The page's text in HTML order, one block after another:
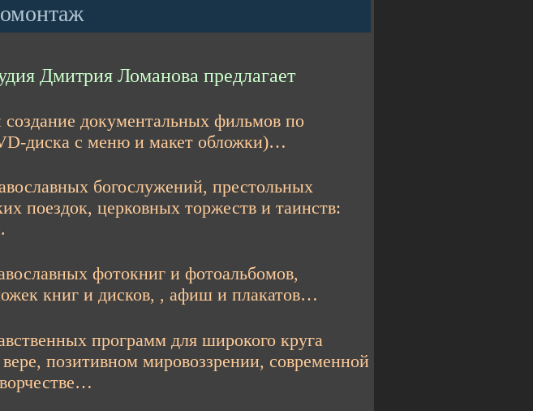
Дмитрия Ломанова предлагает
документальных фильмов по
диска с меню и макет обложки)…
богослужений, престольных
поездок, церковных торжеств и таинств:
фотокниг и фотоальбомов,
книг и дисков, , афиш и плакатов…
программ для широкого круга
позитивном мировоззрении, современной